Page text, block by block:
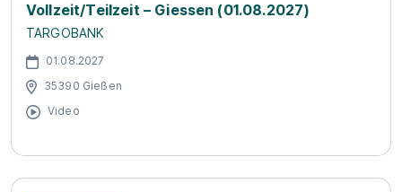
Vollzeit/Teilzeit – Giessen (01.08.2027)
TARGOBANK
01.08.2027
35390 Gießen
Video